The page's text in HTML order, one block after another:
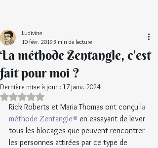
La méthode Zentangle, c'est
fait pour moi ?
Ludivine
10 févr. 20193 min de lecture
Dernière mise à jour : 17 janv. 2024
Noté NaN étoiles sur 5.
Rick Roberts et Maria Thomas ont conçu la
méthode Zentangle® en essayant de lever
tous les blocages que peuvent rencontrer
les personnes attirées par ce type de